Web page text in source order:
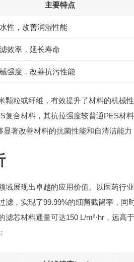
主要特点
性，改善润湿性能
效率，延长寿命
强度，改善抗污性能
颗粒或纤维，有效提升了材料的机械
复合材料，其抗拉强度较普通PES材
著改善材料的抗菌性能和自清洁能
域展现出卓越的应用价值。以医药行
滤，实现了99.99%的细菌截留率，
芯材料通量可达150 L/m²·hr，远高